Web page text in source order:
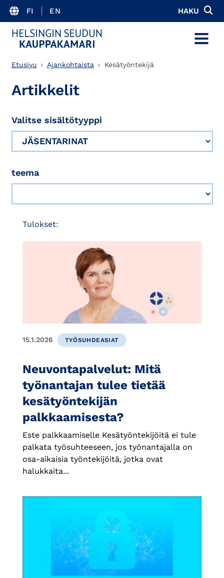
FI EN HAKU
MENU
Etusivu Ajankohtaista Kesätyöntekijä
Artikkelit
Valitse sisältötyyppi
teema
Tulokset:
15.1.2026 TYÖSUHDEASIAT
Neuvontapalvelut: Mitä
työnantajan tulee tietää
kesätyöntekijän
palkkaamisesta?
Este palkkaamiselle Kesätyöntekijöitä ei tule
palkata työsuhteeseen, jos työnantajalla on
osa-aikaisia työntekijöitä, jotka ovat
halukkaita...